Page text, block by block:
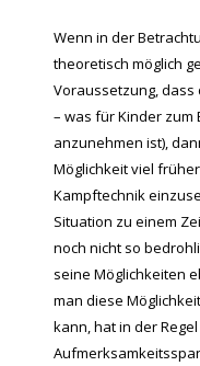
Wenn in der
theoretisch möglich
Voraussetzung, dass
– was für Kinder zum
anzunehmen ist),
Möglichkeit viel
Kampftechnik
Situation zu einem
noch nicht so
seine Möglichkeiten
man diese
kann, hat in der